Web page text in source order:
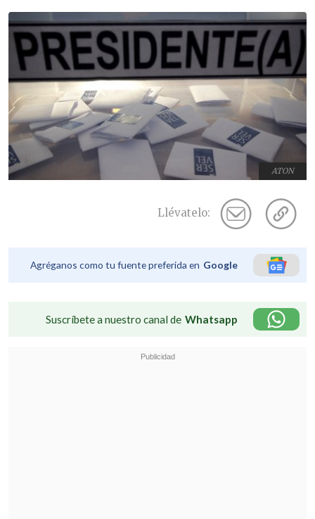
ATON
Llévatelo:
Agréganos como tu fuente preferida en Google
Suscríbete a nuestro canal de Whatsapp